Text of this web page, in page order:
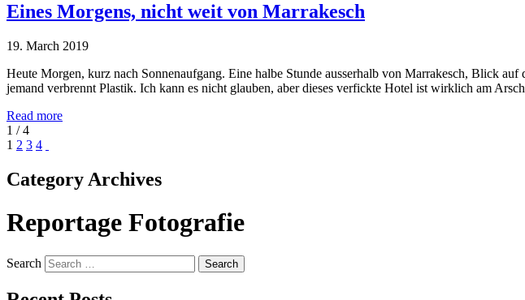
Eines Morgens, nicht weit von Marrakesch
19. March 2019
Heute Morgen, kurz nach Sonnenaufgang. Eine halbe Stunde ausserhalb von Marrakesch, Blick
jemand verbrennt Plastik. Ich kann es nicht glauben, aber dieses verfickte Hotel ist wirklich am
Read more
1 / 4
1 2 3 4
Category Archives
Reportage Fotografie
Search